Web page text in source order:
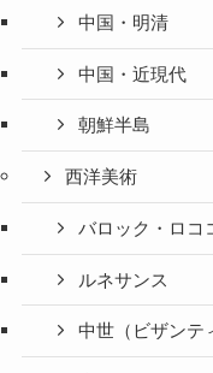
中国・明清
中国・近現代
朝鮮半島
西洋美術
バロック・ロコ
ルネサンス
中世（ビザンテ